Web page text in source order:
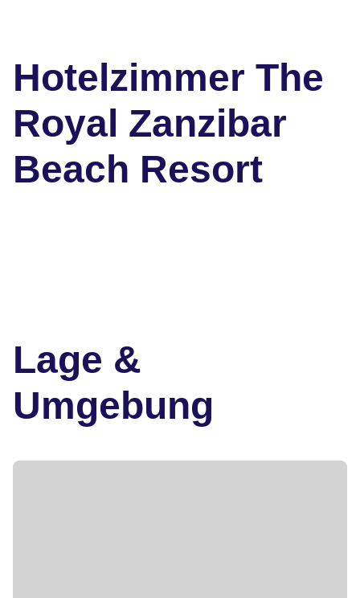
Hotelzimmer The
Royal Zanzibar
Beach Resort
Lage &
Umgebung